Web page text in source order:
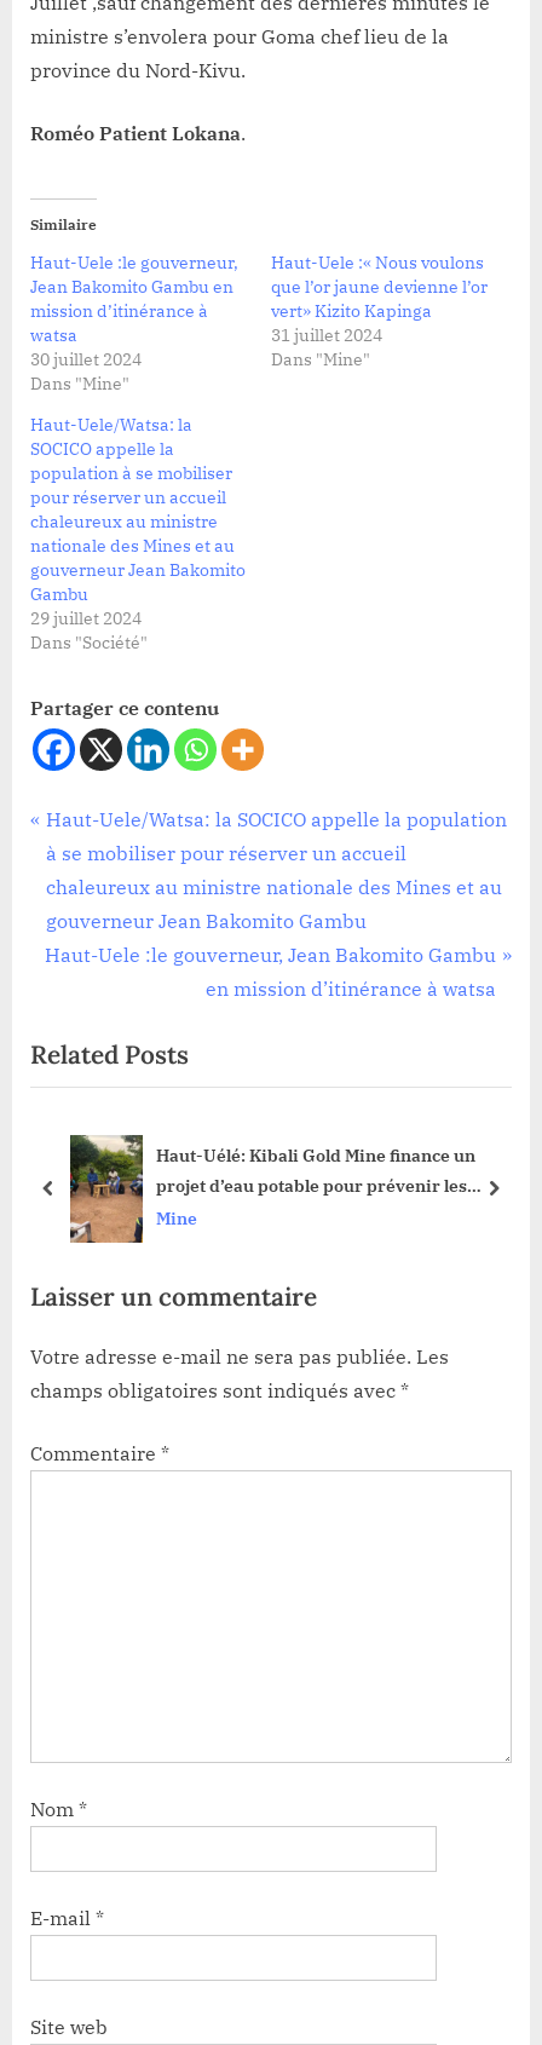
ministre s’envolera pour Goma chef lieu de la
province du Nord-Kivu.
Roméo Patient Lokana.
Similaire
Haut-Uele :le gouverneur,
Jean Bakomito Gambu en
mission d’itinérance à
watsa
30 juillet 2024
Dans "Mine"
Haut-Uele :« Nous voulons
que l’or jaune devienne l’or
vert» Kizito Kapinga
31 juillet 2024
Dans "Mine"
Haut-Uele/Watsa: la
SOCICO appelle la
population à se mobiliser
pour réserver un accueil
chaleureux au ministre
nationale des Mines et au
gouverneur Jean Bakomito
Gambu
29 juillet 2024
Dans "Société"
Partager ce contenu
Mine
Navigation
de
l’article
P
r
e
v
i
s
P
t
Haut-Uele/Watsa: la SOCICO appelle la population
à se mobiliser pour réserver un accueil
chaleureux au ministre nationale des Mines et au
gouverneur Jean Bakomito Gambu
N
t
P
t
Haut-Uele :le gouverneur, Jean Bakomito Gambu
en mission d’itinérance à watsa
Related Posts
Haut-Uélé: Kibali Gold Mine finance un
projet d’eau potable pour prévenir les
maladies à Nzopi
Mine
prev next
Laisser un commentaire
Votre adresse e-mail ne sera pas publiée. Les
champs obligatoires sont indiqués avec *
Commentaire *
Nom *
E-mail *
Site web